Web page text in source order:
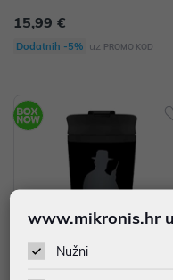
15,99 €
Dodatnih -5% uz PROMO KOD
www.mikronis.hr
Nužni